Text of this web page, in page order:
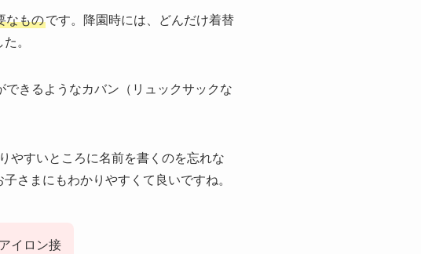
なものです。降園時には、どんだけ着替
。
きるようなカバン（リュックサックな
やすいところに名前を書くのを忘れな
さまにもわかりやすくて良いですね。
イロン接